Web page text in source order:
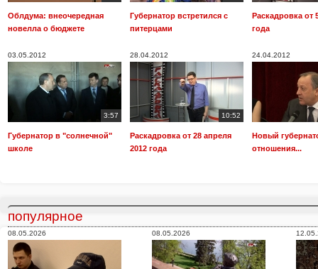
Облдума: внеочередная
новелла о бюджете
Губернатор встретился с
питерцами
Раскадровка от
года
03.05.2012
3:57
Губернатор в "солнечной"
школе
28.04.2012
10:52
Раскадровка от 28 апреля
2012 года
24.04.2012
Новый
отношения...
популярное
08.05.2026 08.05.2026